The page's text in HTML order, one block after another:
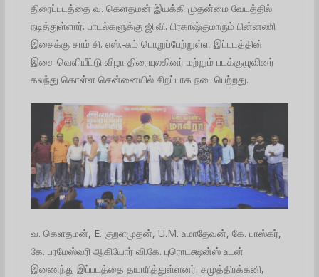
திரைப்படத்தை வ. கெளதமன் இயக்கி முதன்மை வேடத்தில்
நடித்துள்ளார். பாடல்களுக்கு ஜி.வி. பிரகாஷ்குமாரும் பின்னணி
இசைக்கு சாம் சி. எஸ்.-சும் பொறுப்பேற்றுள்ள இப்படத்தின்
இசை வெளியீட்டு விழா திரையுலகினர் மற்றும் படக்குழுவினர்
கலந்து கொள்ள சென்னையில் சிறப்பாக நடைபெற்றது.
வ. கெளதமன், E. குறளமுதன், U.M. உமாதேவன், கே. பாஸ்கர்,
கே. பரமேஸ்வரி ஆகியோர் வி.கே. புரொடக்ஷன்ஸ் உடன்
இணைந்து இப்படத்தை தயாரித்துள்ளனர். சமுத்திரக்கனி,